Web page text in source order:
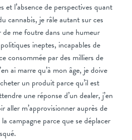
et l’absence de perspectives quant
cannabis, je râle autant sur ces
me foutre dans une humeur
ineptes, incapables de
consommée par des milliers de
ai marre qu’à mon âge, je doive
un produit parce qu’il est
une réponse d’un dealer, j’en
aller m’approvisionner auprès de
campagne parce que se déplacer